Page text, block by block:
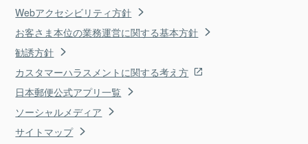
Webアクセシビリティ方針
お客さま本位の業務運営に関する基本方針
勧誘方針
カスタマーハラスメントに関する考え方
日本郵便公式アプリ一覧
ソーシャルメディア
サイトマップ